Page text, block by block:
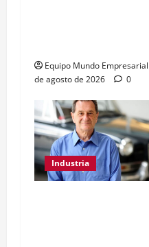
Equipo Mundo Empresarial
de agosto de 2026
0
Industria